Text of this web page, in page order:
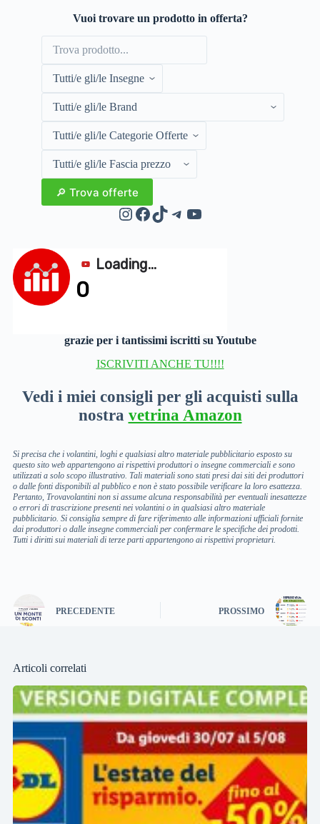
Vuoi trovare un prodotto in offerta?
Instagram
Facebook
TikTok
Telegram
YouTube
grazie per i tantissimi iscritti su Youtube
ISCRIVITI ANCHE TU!!!!
Vedi i miei consigli per gli acquisti sulla
nostra vetrina Amazon
Si precisa che i volantini, loghi e qualsiasi altro materiale pubblicitario esposto su
questo sito web appartengono ai rispettivi produttori o insegne commerciali e sono
utilizzati a solo scopo illustrativo. Tali materiali sono stati presi dai siti dei produttori
o dalle fonti disponibili al pubblico e non è stato possibile verificare la loro esattezza.
Pertanto, Trovavolantini non si assume alcuna responsabilità per eventuali inesattezze
o errori di trascrizione presenti nei volantini o in qualsiasi altro materiale
pubblicitario. Si consiglia sempre di fare riferimento alle informazioni ufficiali fornite
dai produttori o dalle insegne commerciali per confermare le specifiche dei prodotti.
Tutti i diritti sui materiali di terze parti appartengono ai rispettivi proprietari.
PRECEDENTE PROSSIMO
Articoli correlati